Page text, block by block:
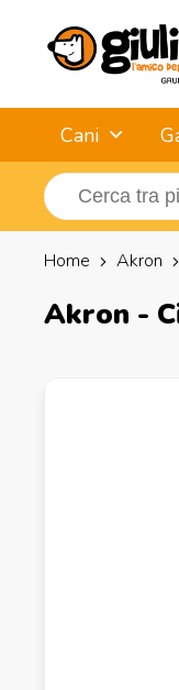
Cani
Home Akron
Akron -